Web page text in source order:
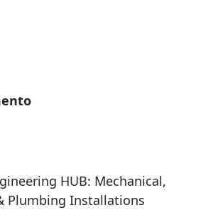
HUB: Mechanical,
Plumbing Installations